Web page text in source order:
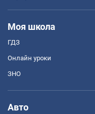
Моя школа
ГДЗ
Онлайн уроки
ЗНО
Авто